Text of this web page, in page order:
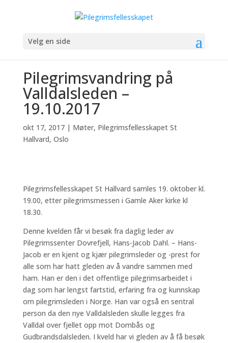
Velg en side
Pilegrimsvandring på
Valldalsleden –
19.10.2017
okt 17, 2017| Møter, Pilegrimsfellesskapet St
Hallvard, Oslo
Pilegrimsfellesskapet St Hallvard samles 19. oktober kl.
19.00, etter pilegrimsmessen i Gamle Aker kirke kl
18.30.
Denne kvelden får vi besøk fra daglig leder av
Pilegrimssenter Dovrefjell, Hans-Jacob Dahl. – Hans-
Jacob er en kjent og kjær pilegrimsleder og -prest for
alle som har hatt gleden av å vandre sammen med
ham. Han er den i det offentlige pilegrimsarbeidet i
dag som har lengst fartstid, erfaring fra og kunnskap
om pilegrimsleden i Norge. Han var også en sentral
person da den nye Valldalsleden skulle legges fra
Valldal over fjellet opp mot Dombås og
Gudbrandsdalsleden. I kveld har vi gleden av å få besøk